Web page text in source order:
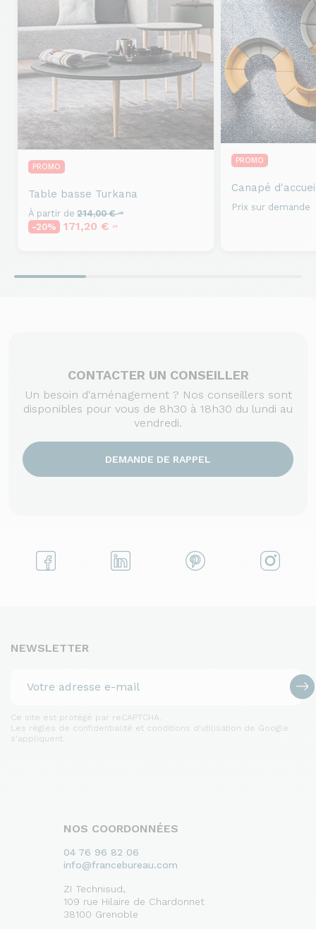
PROMO
Table basse Turkana
À partir de 214,00 €HT
-20% 171,20 € HT
PROMO
Canapé
Prix sur demande
CONTACTER UN CONSEILLER
Un besoin d'aménagement ? Nos conseillers sont
disponibles pour vous de 8h30 à 18h30 du lundi au
vendredi.
DEMANDE DE RAPPEL
NEWSLETTER
Ce site est protégé par reCAPTCHA.
Les règles de confidentialité et conditions d'utilisation de Google
s'appliquent.
NOS COORDONNÉES
04 76 96 82 06
info@francebureau.com
ZI Technisud,
109 rue Hilaire de Chardonnet
38100 Grenoble